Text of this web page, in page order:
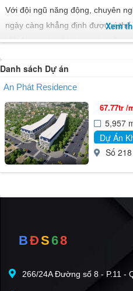
Với đội ngũ năng động, chuyên
ngày càng khẳng định được vị
Việt Nam, vừa đáp ứng nhu cầu
Tầm nhìn của Địa ốc An Phát đến
10 tập đoàn Bất động sản lớn nhất
Tầm nhìn đến năm 2030 là “Trở
Việt Nam trong lĩnh vực đầu tư,
sản”.
Sứ mệnh
Mang lại cho khách hàng những
Trở thành đối tác chuyên nghiệp,
Tạo dựng sự nghiệp vững chắc
Khát vọng - Minh bạch - Uy tín -
Xem
Danh sách Dự án
An Phát Residence
67.77tr /
5,957
Dự Án
Số
BĐS68
266/24A Đường số 8 - P.11 -